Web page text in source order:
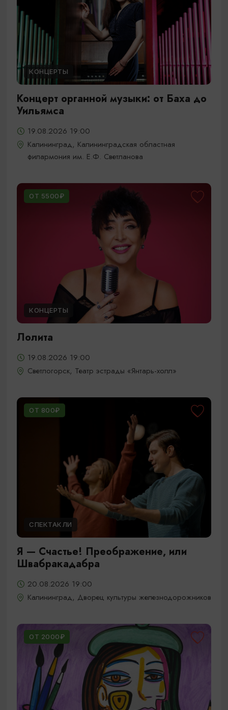
КОНЦЕРТЫ
Концерт органной музыки: от Баха до
Уильямса
19.08.2026 19:00
Калининград, Калининградская областная
филармония им. Е.Ф. Светланова
ОТ 5500₽
КОНЦЕРТЫ
Лолита
19.08.2026 19:00
Светлогорск, Театр эстрады «Янтарь-холл»
ОТ 800₽
СПЕКТАКЛИ
Я — Счастье! Преображение, или
Швабракадабра
20.08.2026 19:00
Калининград, Дворец культуры железнодорожников
ОТ 2000₽